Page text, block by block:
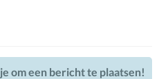
je om een bericht te plaatsen!